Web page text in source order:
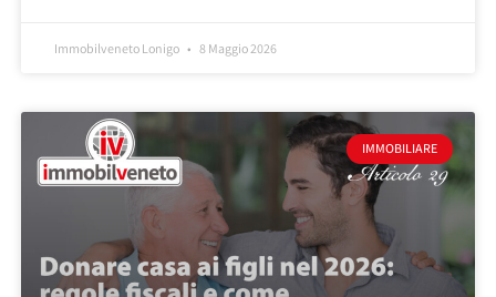
Immobilveneto Lonigo 8 Maggio 2026
IMMOBILIARE